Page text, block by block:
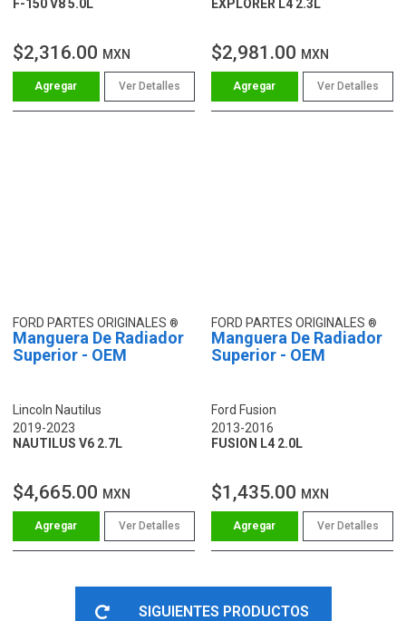
F-150 V8 5.0L
$2,316.00 MXN
Ver Detalles
EXPLORER L4 2.3L
$2,981.00 MXN
Ver Detalles
FORD PARTES ORIGINALES
Manguera De Radiador
Superior - OEM
Lincoln Nautilus
2019-2023
NAUTILUS V6 2.7L
$4,665.00 MXN
Ver Detalles
FORD PARTES ORIGINALES
Manguera De Radiador
Superior - OEM
Ford Fusion
2013-2016
FUSION L4 2.0L
$1,435.00 MXN
Ver Detalles
SIGUIENTES PRODUCTOS